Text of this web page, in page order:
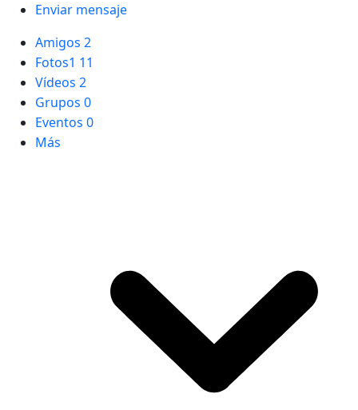
Enviar mensaje
Amigos 2
Fotos1 11
Vídeos 2
Grupos 0
Eventos 0
Más